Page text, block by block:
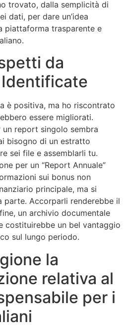
trovato, dalla semplicità di
dati, per dare un’idea
piattaforma trasparente e
da
è positiva, ma ho riscontrato
essere migliorati.
un report singolo sembra
bisogno di un estratto
sei file e assemblarli tu.
per un “Report Annuale”
sui bonus non
principale, ma si
parte. Accorparli renderebbe il
un archivio documentale
costituirebbe un bel vantaggio
sul lungo periodo.
la
relativa al
per i